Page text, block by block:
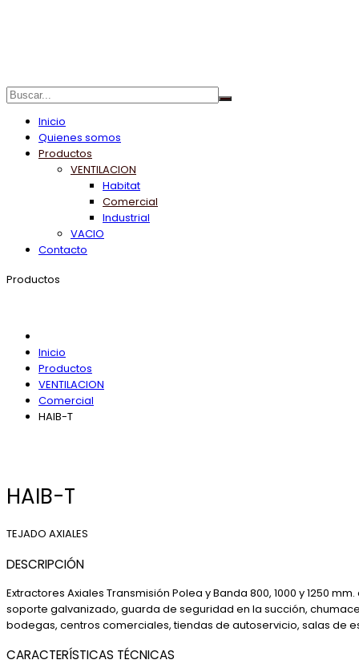
Inicio
Quienes somos
Productos
VENTILACION
Habitat
Comercial
Industrial
VACIO
Contacto
Productos
Inicio
Productos
VENTILACION
Comercial
HAIB-T
HAIB-T
TEJADO AXIALES
DESCRIPCIÓN
Extractores Axiales Transmisión Polea y Banda 800, 1000 y 1250
soporte galvanizado, guarda de seguridad en la succión,
bodegas, centros comerciales, tiendas de autoservicio, salas de
CARACTERÍSTICAS TÉCNICAS